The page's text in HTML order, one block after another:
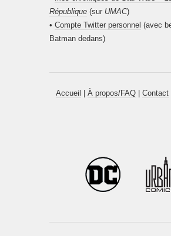
République (sur UMAC)
• Compte Twitter personnel (avec
Batman dedans)
Accueil À propos/FAQ| Contact|